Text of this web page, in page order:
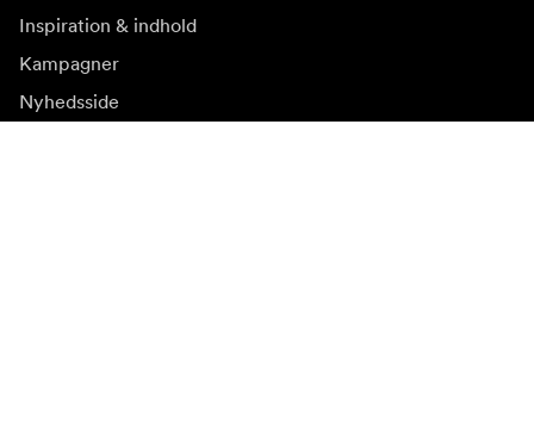
Inspiration & indhold
Kampagner
Nyhedsside